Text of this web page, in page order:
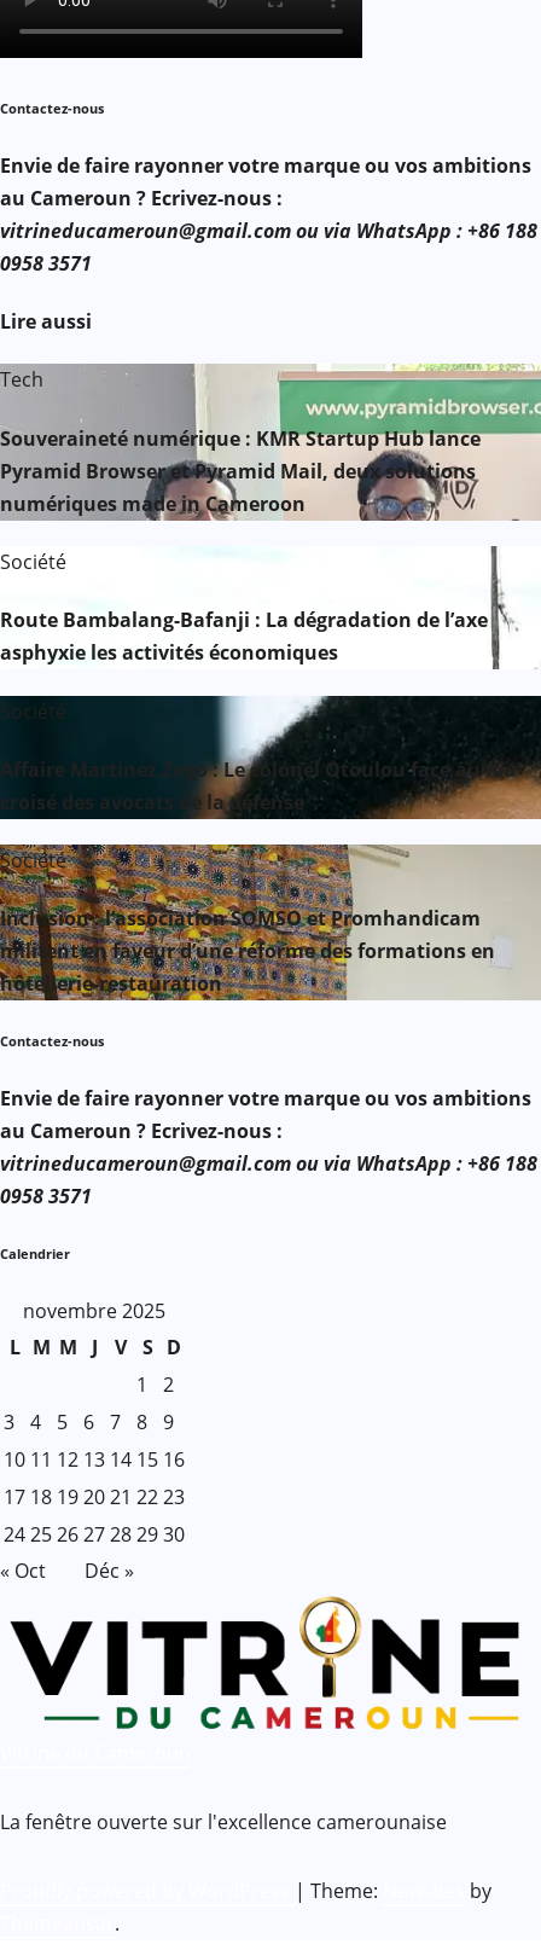
Contactez-nous
Envie de faire rayonner votre marque ou vos ambitions
au Cameroun ? Ecrivez-nous :
vitrineducameroun@gmail.com ou via WhatsApp : +86 188
0958 3571
Lire aussi
Tech
Souveraineté numérique : KMR Startup Hub lance
Pyramid Browser et Pyramid Mail, deux solutions
numériques made in Cameroon
Société
Route Bambalang-Bafanji : La dégradation de l’axe
asphyxie les activités économiques
Société
Affaire Martinez Zogo : Le colonel Otoulou face au feu
croisé des avocats de la défense
Société
Inclusion : l’association SOMSO et Promhandicam
militent en faveur d’une réforme des formations en
hôtellerie-restauration
Contactez-nous
Envie de faire rayonner votre marque ou vos ambitions
au Cameroun ? Ecrivez-nous :
vitrineducameroun@gmail.com ou via WhatsApp : +86 188
0958 3571
Calendrier
novembre 2025
L M M J V S D
1
2
3 4 5 6 7 8 9
10 11 12 13 14 15 16
17 18 192021 2223
24252627282930
« Oct
Déc »
La fenêtre ouverte sur l'excellence camerounaise
| Theme:
by
.